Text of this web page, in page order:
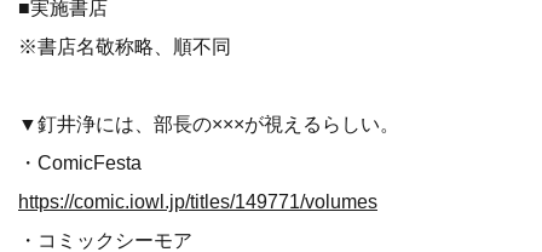
■実施書店
※書店名敬称略、順不同
▼釘井浄には、部長の×××が視えるらしい。
・ComicFesta
https://comic.iowl.jp/titles/149771/volumes
・コミックシーモア